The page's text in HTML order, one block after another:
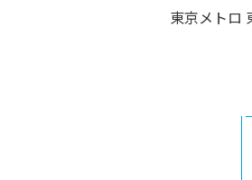
東京メトロ